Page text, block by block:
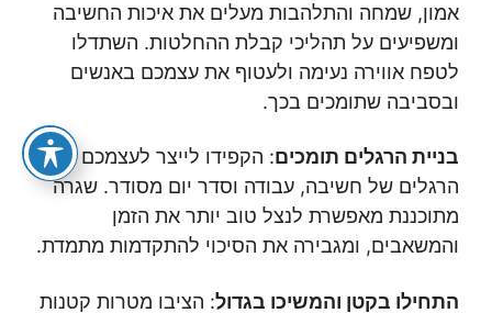
אמון, שמחה והתלהבות מעלים את איכות החשיבה
ומשפיעים על תהליכי קבלת ההחלטות. השתדלו
לטפח אווירה נעימה ולעטוף את עצמכם באנשים
ובסביבה שתומכים בכך.
בניית הרגלים תומכים: הקפידו לייצר לעצמכם
הרגלים של חשיבה, עבודה וסדר יום מסודר. שגרה
מתוכננת מאפשרת לנצל טוב יותר את הזמן
והמשאבים, ומגבירה את הסיכוי להתקדמות מתמדת.
התחילו בקטן והמשיכו בגדול: הציבו מטרות קטנות